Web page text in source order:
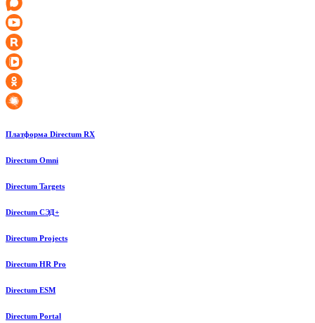
Платформа Directum RX
Directum Omni
Directum Targets
Directum СЭД+
Directum Projects
Directum HR Pro
Directum ESM
Directum Portal